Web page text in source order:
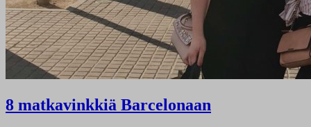
8 matkavinkkiä Barcelonaan